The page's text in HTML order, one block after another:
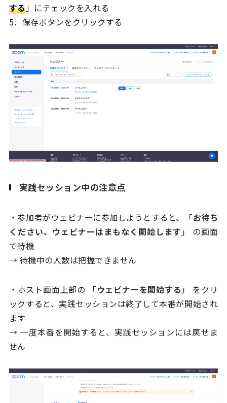
する」にチェックを入れる
5．保存ボタンをクリックする
実践セッション中の注意点
・参加者がウェビナーに参加しようとすると、「お待ち
ください、ウェビナーはまもなく開始します」 の画面
で待機
→ 待機中の人数は把握できません
・ホスト画面上部の 「ウェビナーを開始する」 をクリ
ックすると、実践セッションは終了して本番が開始され
ます
→ 一度本番を開始すると、実践セッションには戻せま
せん